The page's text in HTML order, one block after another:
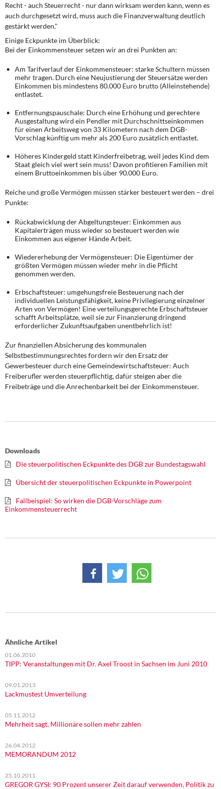
Recht - auch Steuerrecht - nur dann wirksam werden kann, wenn es
auch durchgesetzt wird, muss auch die Finanzverwaltung deutlich
gestärkt werden."
Einige Eckpunkte im Überblick:
Bei der Einkommensteuer setzen wir an drei Punkten an:
Am Tarifverlauf der Einkommensteuer: starke Schultern müssen
mehr tragen. Durch eine Neujustierung der Steuersätze werden
Einkommen bis mindestens 80.000 Euro brutto (Alleinstehende)
entlastet.
Entfernungspauschale: Durch eine Erhöhung und gerechtere
Ausgestaltung wird ein Pendler mit Durchschnittseinkommen
für einen Arbeitsweg von 33 Kilometern nach dem DGB-
Vorschlag künftig um mehr als 200 Euro zusätzlich entlastet.
Höheres Kindergeld statt Kinderfreibetrag, weil jedes Kind dem
Staat gleich viel wert sein muss! Davon profitieren Familien mit
einem Bruttoeinkommen bis über 90.000 Euro.
Reiche und große Vermögen müssen stärker besteuert werden – drei
Punkte:
Rückabwicklung der Abgeltungsteuer: Einkommen aus
Kapitalerträgen muss wieder so besteuert werden wie
Einkommen aus eigener Hände Arbeit.
Wiedererhebung der Vermögensteuer: Die Eigentümer der
größten Vermögen müssen wieder mehr in die Pflicht
genommen werden.
Erbschaftsteuer: umgehungsfreie Besteuerung nach der
individuellen Leistungsfähigkeit, keine Privilegierung einzelner
Arten von Vermögen! Eine verteilungsgerechte Erbschaftsteuer
schafft Arbeitsplätze, weil sie zur Finanzierung dringend
erforderlicher Zukunftsaufgaben unentbehrlich ist!
Zur finanziellen Absicherung des kommunalen
Selbstbestimmungsrechtes fordern wir den Ersatz der
Gewerbesteuer durch eine Gemeindewirtschaftsteuer: Auch
Freiberufler werden steuerpflichtig, dafür steigen aber die
Freibeträge und die Anrechenbarkeit bei der Einkommensteuer.
Downloads
Die steuerpolitischen Eckpunkte des DGB zur Bundestagswahl
Übersicht der steuerpolitischen Eckpunkte in Powerpoint
Fallbeispiel: So wirken die DGB-Vorschläge zum
Einkommensteuerrecht
Ähnliche Artikel
01.06.2010
TIPP: Veranstaltungen mit Dr. Axel Troost in Sachsen im Juni 2010
09.01.2013
Lackmustest Umverteilung
05.11.2012
Mehrheit sagt, Millionäre sollen mehr zahlen
26.04.2012
MEMORANDUM 2012
25.10.2011
GREGOR GYSI: 90 Prozent unserer Zeit darauf verwenden, Politik zu